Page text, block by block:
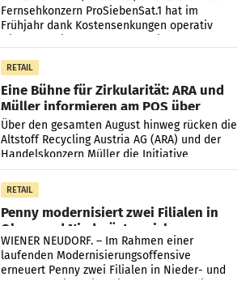
Fernsehkonzern ProSiebenSat.1 hat im
Frühjahr dank Kostensenkungen operativ
RETAIL
Eine Bühne für Zirkularität: ARA und
Müller informieren am POS über
Kreislauffähigkeit
Über den gesamten August hinweg rücken die
Altstoff Recycling Austria AG (ARA) und der
Handelskonzern Müller die Initiative
„Kreislauf-Helden“ in allen österreichischen
Müller-Filialen
RETAIL
Penny modernisiert zwei Filialen in
Ober- und Niederösterreich
WIENER NEUDORF. – Im Rahmen einer
laufenden Modernisierungsoffensive
erneuert Penny zwei Filialen in Nieder- und